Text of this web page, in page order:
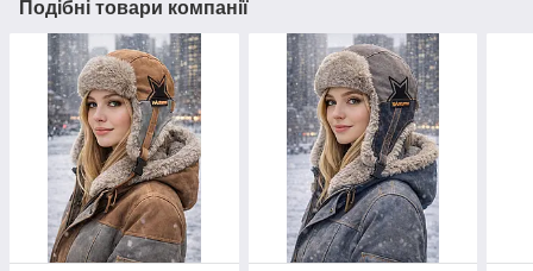
Подібні товари компанії